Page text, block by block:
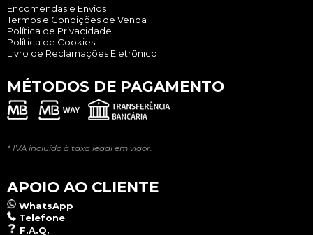
Encomendas e Envios
Termos e Condições de Venda
Política de Privacidade
Política de Cookies
Livro de Reclamações Eletrônico
MÉTODOS DE PAGAMENTO
* IVA incluído à taxa legal em vigor.
APOIO AO CLIENTE
WhatsApp
Telefone
F.A.Q.